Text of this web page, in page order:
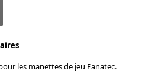
les manettes de jeu Fanatec.